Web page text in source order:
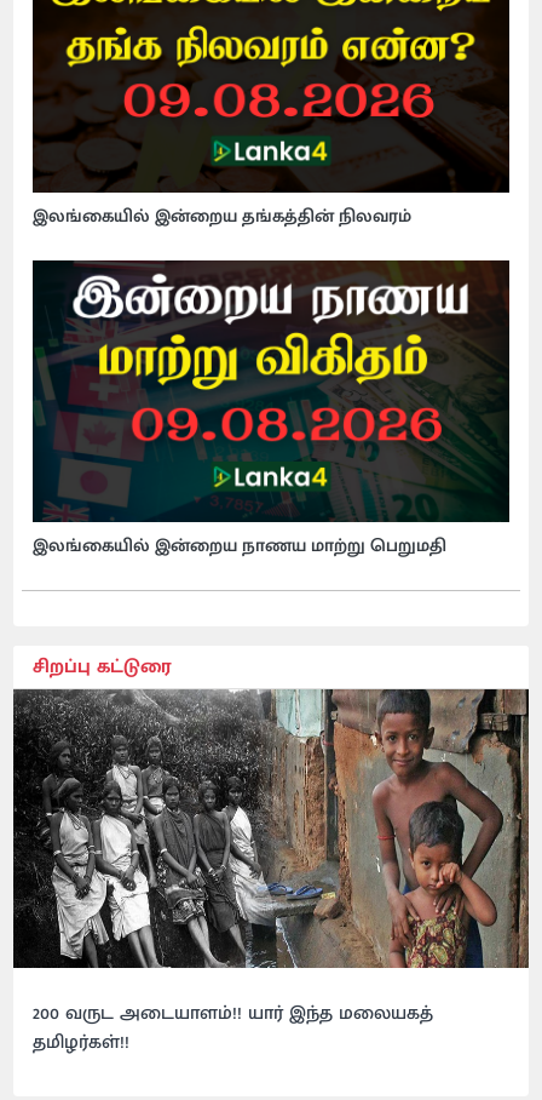
இலங்கையில் இன்றைய தங்கத்தின் நிலவரம்
இலங்கையில் இன்றைய நாணய மாற்று பெறுமதி
சிறப்பு கட்டுரை
200 வருட அடையாளம்!! யார் இந்த மலையகத்
தமிழர்கள்!!